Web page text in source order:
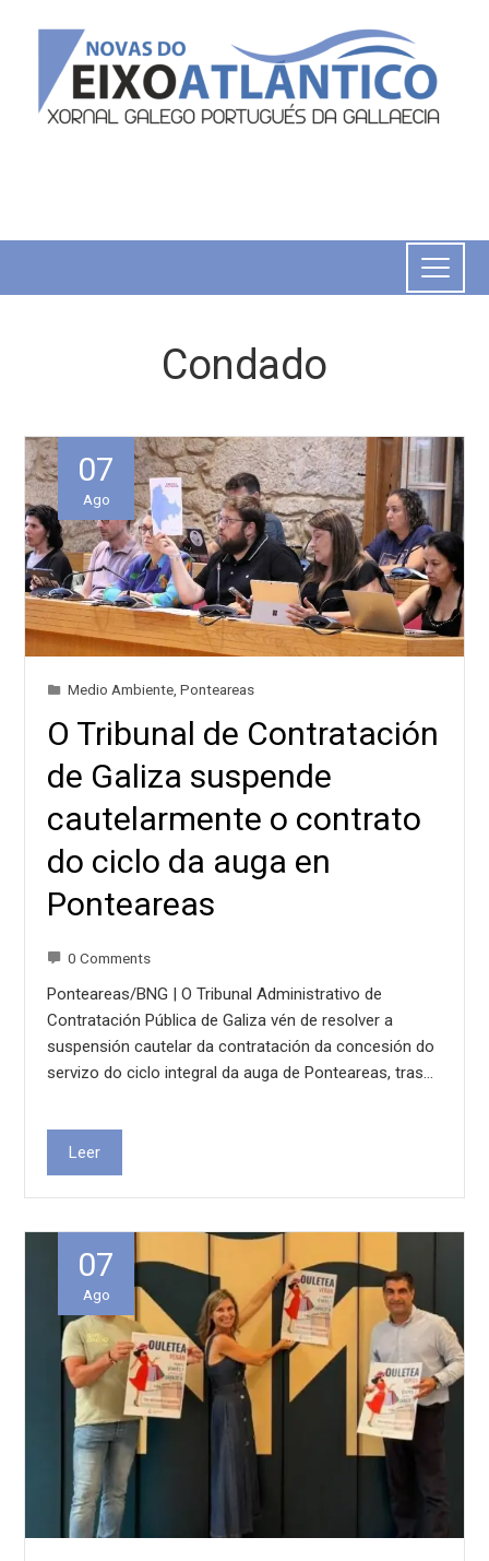
Condado
07
Ago
Medio Ambiente ,Ponteareas
O Tribunal de Contratación
de Galiza suspende
cautelarmente o contrato
do ciclo da auga en
Ponteareas
0 Comments
Ponteareas/BNG | O Tribunal Administrativo de
Contratación Pública de Galiza vén de resolver a
suspensión cautelar da contratación da concesión do
servizo do ciclo integral da auga de Ponteareas, tras…
Leer
07
Ago